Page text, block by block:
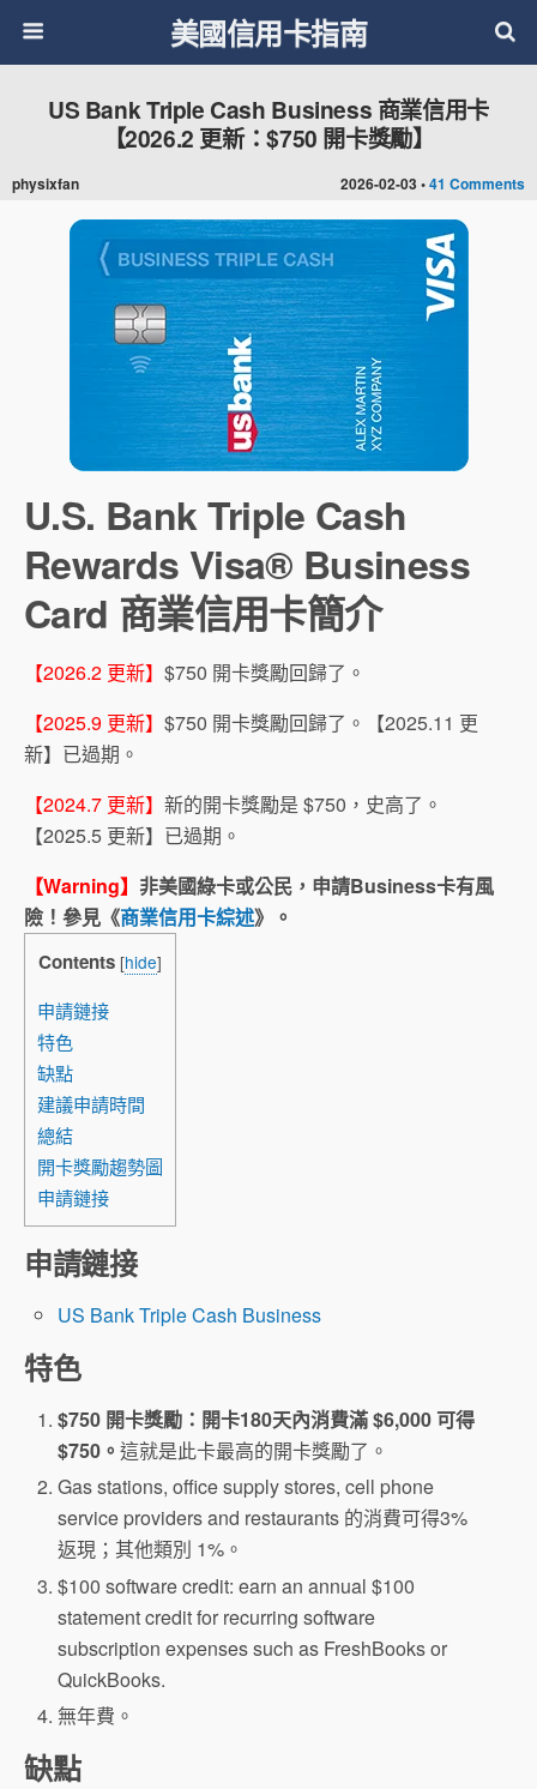
美國信用卡指南
2026-02-03 •41 Comments
US Bank Triple Cash Business 商業信用卡
【2026.2 更新：$750 開卡獎勵】
physixfan
U.S. Bank Triple Cash
Rewards Visa® Business
Card 商業信用卡簡介
【2026.2 更新】 $750 開卡獎勵回歸了。
【2025.9 更新】 $750 開卡獎勵回歸了。【2025.11 更
新】已過期。
【2024.7 更新】 新的開卡獎勵是 $750，史高了。
【2025.5 更新】已過期。
【Warning】 非美國綠卡或公民，申請Business卡有風
險！參見《商業信用卡綜述》。
Contents [hide]
申請鏈接
特色
缺點
建議申請時間
總結
開卡獎勵趨勢圖
申請鏈接
申請鏈接
US Bank Triple Cash Business
特色
$750 開卡獎勵：開卡180天內消費滿 $6,000 可得
$750。這就是此卡最高的開卡獎勵了。
Gas stations, office supply stores, cell phone
service providers and restaurants 的消費可得3%
返現；其他類別 1%。
$100 software credit: earn an annual $100
statement credit for recurring software
subscription expenses such as FreshBooks or
QuickBooks.
無年費。
缺點